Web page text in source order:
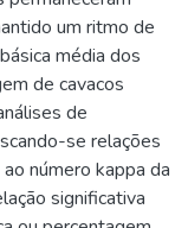
um ritmo de
média dos
de cavacos
de
se relações
número kappa da
significativa